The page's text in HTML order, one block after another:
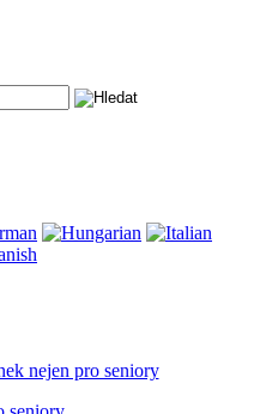
nejen pro seniory